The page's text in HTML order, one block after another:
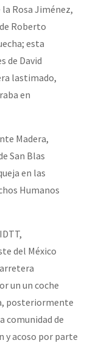
Rosa Jiménez,
Roberto
esta
de David
lastimado,
en
Madera,
San Blas
en las
Humanos
del México
un un coche
posteriormente
comunidad de
y acoso por parte